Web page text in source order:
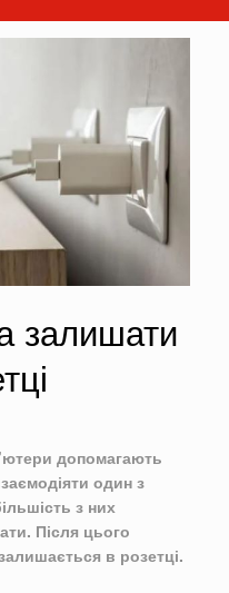
залишати
один з
з них
Після цього
в розетці.